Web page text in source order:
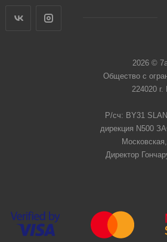
2026 ©
Общество с
224020
Р/сч: BY31
дирекция N500
Директор